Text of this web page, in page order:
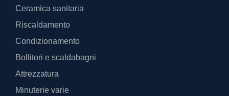
Ceramica sanitaria
Riscaldamento
Condizionamento
Bollitori e scaldabagni
Attrezzatura
Minuterie varie